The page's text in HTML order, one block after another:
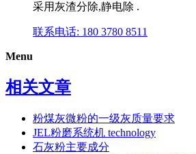
采用灰渣分除,静电除 .
联系电话: 180 3780 8511
Menu
相关文章
粉煤灰微粉的一级灰质量要求
JEL粉磨系统机 technology
石灰粉主要成分